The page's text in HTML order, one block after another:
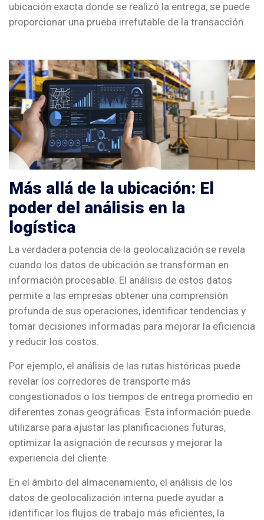
ubicación exacta donde se realizó la entrega, se puede
proporcionar una prueba irrefutable de la transacción.
Más allá de la ubicación: El
poder del análisis en la
logística
La verdadera potencia de la geolocalización se revela
cuando los datos de ubicación se transforman en
información procesable. El análisis de estos datos
permite a las empresas obtener una comprensión
profunda de sus operaciones, identificar tendencias y
tomar decisiones informadas para mejorar la eficiencia
y reducir los costos.
Por ejemplo, el análisis de las rutas históricas puede
revelar los corredores de transporte más
congestionados o los tiempos de entrega promedio en
diferentes zonas geográficas. Esta información puede
utilizarse para ajustar las planificaciones futuras,
optimizar la asignación de recursos y mejorar la
experiencia del cliente.
En el ámbito del almacenamiento, el análisis de los
datos de geolocalización interna puede ayudar a
identificar los flujos de trabajo más eficientes, la